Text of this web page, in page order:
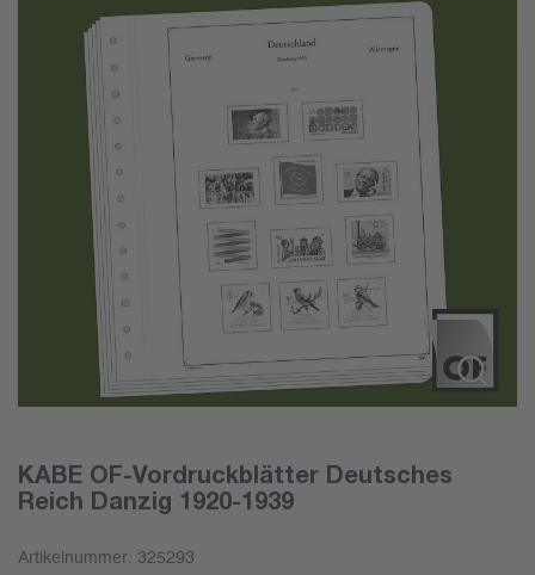
KABE OF-Vordruckblätter Deutsches
Reich Danzig 1920-1939
Artikelnummer: 325293